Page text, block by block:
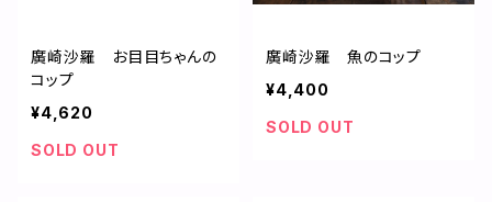
廣崎沙羅 お目目ちゃんの
コップ
¥4,620
SOLD OUT
廣崎沙羅 魚のコップ
¥4,400
SOLD OUT